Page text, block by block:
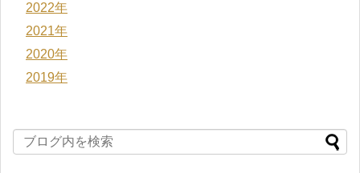
2022年
2021年
2020年
2019年